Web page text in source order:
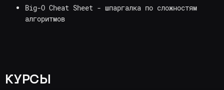
Big-O Cheat Sheet - шпаргалка по сложностям
алгоритмов
КУРСЫ